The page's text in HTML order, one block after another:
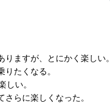
りますが、とにかく楽しい。
りたくなる。
しい。
さらに楽しくなった。